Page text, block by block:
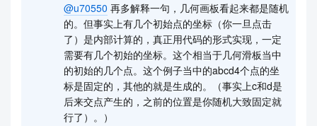
@u70550 再多解释一句，几何画板看起来都是随机
的。但事实上有几个初始点的坐标（你一旦点击
了）是内部计算的，真正用代码的形式实现，一定
需要有几个初始的坐标。这个相当于几何滑板当中
的初始的几个点。这个例子当中的abcd4个点的坐
标是固定的，其他的就是生成的。（事实上c和d是
后来交点产生的，之前的位置是你随机大致固定就
行了）。）